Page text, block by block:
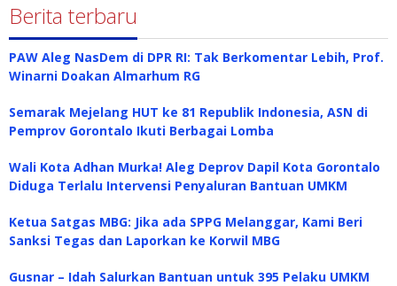
Berita terbaru
PAW Aleg NasDem di DPR RI: Tak Berkomentar Lebih, Prof.
Winarni Doakan Almarhum RG
Semarak Mejelang HUT ke 81 Republik Indonesia, ASN di
Pemprov Gorontalo Ikuti Berbagai Lomba
Wali Kota Adhan Murka! Aleg Deprov Dapil Kota Gorontalo
Diduga Terlalu Intervensi Penyaluran Bantuan UMKM
Ketua Satgas MBG: Jika ada SPPG Melanggar, Kami Beri
Sanksi Tegas dan Laporkan ke Korwil MBG
Gusnar – Idah Salurkan Bantuan untuk 395 Pelaku UMKM